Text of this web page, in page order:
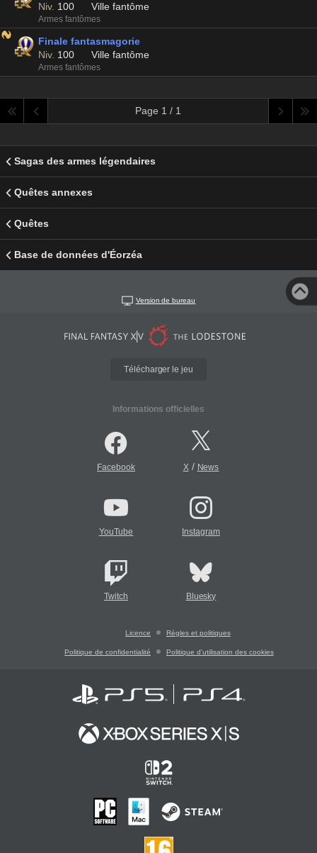
Niv. 100 Ville fantôme
Armes fantômes
Finale fantasmagorie
Niv. 100 Ville fantôme
Armes fantômes
Page 1 / 1
Sagas des armes légendaires
Quêtes annexes
Quêtes
Base de données d'Éorzéa
Version de bureau
Télécharger le jeu
Informations officielles
Facebook X/ News
YouTube Instagram
Twitch Bluesky
Licence Règles et politiques
Politique de confidentialité Politique d'utilisation des cookies